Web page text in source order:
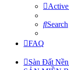
Search
FAQ
Sàn Đất